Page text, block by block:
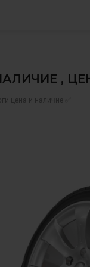
НАЛИЧИЕ ,
цена и наличие ✅